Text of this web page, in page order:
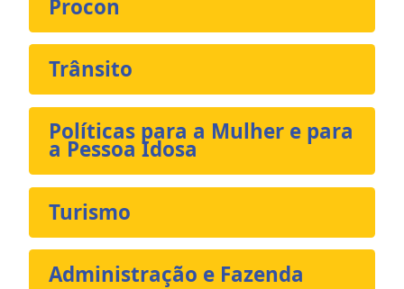
Procon
Trânsito
Políticas para a Mulher e para
a Pessoa Idosa
Turismo
Administração e Fazenda